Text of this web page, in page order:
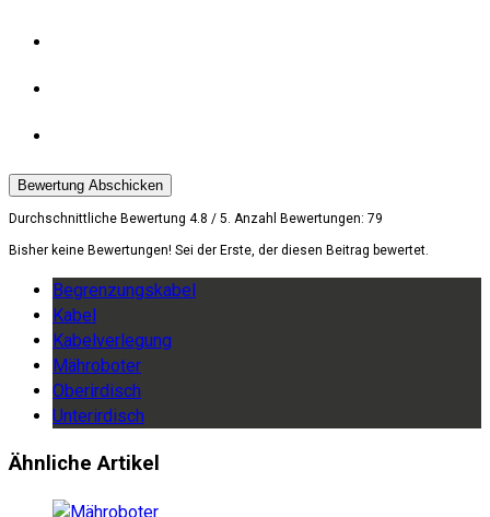
Bewertung Abschicken
Durchschnittliche Bewertung 4.8 / 5. Anzahl Bewertungen: 79
Bisher keine Bewertungen! Sei der Erste, der diesen Beitrag bewertet.
Begrenzungskabel
Kabel
Kabelverlegung
Mähroboter
Oberirdisch
Unterirdisch
Ähnliche Artikel